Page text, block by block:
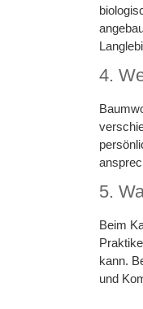
4.
5.
Beim
kann.
und